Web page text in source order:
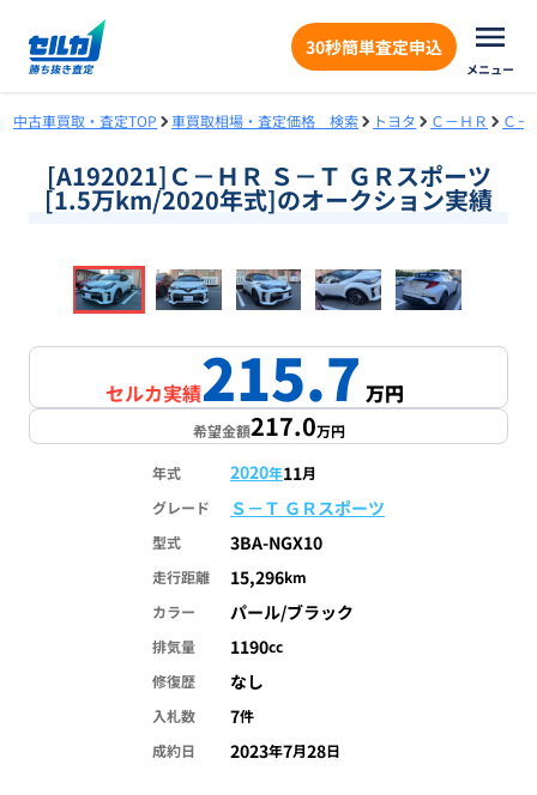
30秒簡単査定申込
メニュー
中古車買取・査定TOP 車買取相場・査定価格 検索 トヨタ Ｃ－ＨＲ Ｃ－
[A192021]Ｃ－ＨＲ Ｓ－Ｔ ＧＲスポーツ
[1.5万km/2020年式]のオークション実績
1/18
セルカ実績215.7万円
希望金額217.0万円
年式 2020年11月
グレード
Ｓ－Ｔ ＧＲスポーツ
型式 3BA-NGX10
走行距離 15,296km
カラー
パール/ブラック
排気量 1190cc
修復歴
なし
入札数 7件
成約日
2023年7月28日